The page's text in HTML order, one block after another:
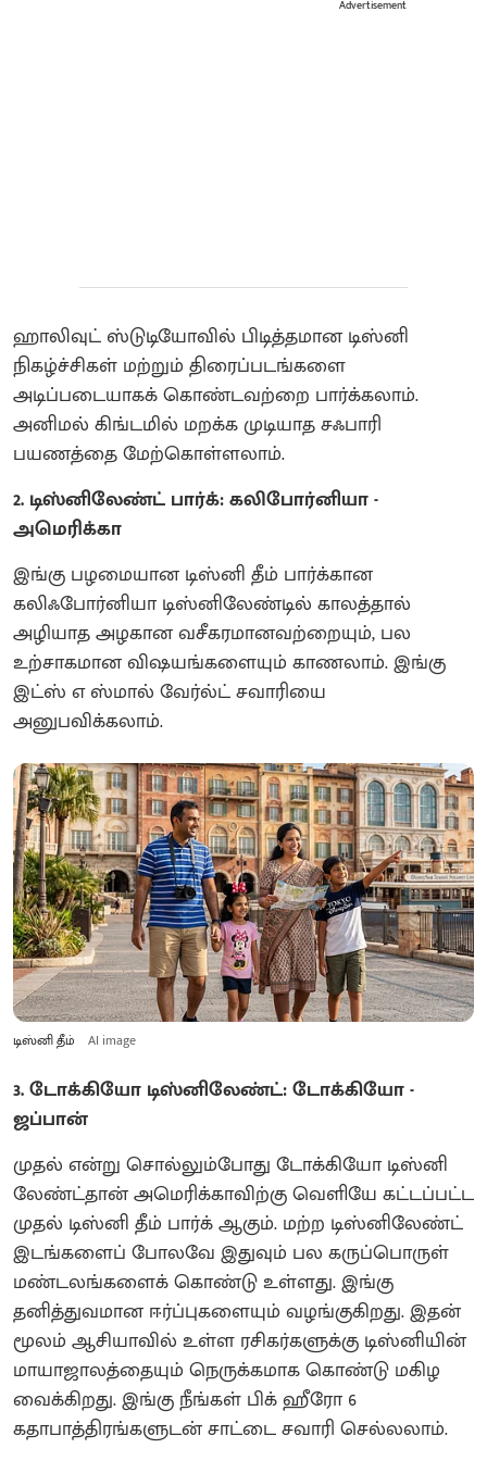
Advertisement
ஹாலிவுட் ஸ்டுடியோவில் பிடித்தமான டிஸ்னி
நிகழ்ச்சிகள் மற்றும் திரைப்படங்களை
அடிப்படையாகக் கொண்டவற்றை பார்க்கலாம்.
அனிமல் கிங்டமில் மறக்க முடியாத சஃபாரி
பயணத்தை மேற்கொள்ளலாம்.
2. டிஸ்னிலேண்ட் பார்க்: கலிபோர்னியா -
அமெரிக்கா
இங்கு பழமையான டிஸ்னி தீம் பார்க்கான
கலிஃபோர்னியா டிஸ்னிலேண்டில் காலத்தால்
அழியாத அழகான வசீகரமானவற்றையும், பல
உற்சாகமான விஷயங்களையும் காணலாம். இங்கு
இட்ஸ் எ ஸ்மால் வேர்ல்ட் சவாரியை
அனுபவிக்கலாம்.
டிஸ்னி தீம் AI image
3. டோக்கியோ டிஸ்னிலேண்ட்: டோக்கியோ -
ஜப்பான்
முதல் என்று சொல்லும்போது டோக்கியோ டிஸ்னி
லேண்ட்தான் அமெரிக்காவிற்கு வெளியே கட்டப்பட்ட
முதல் டிஸ்னி தீம் பார்க் ஆகும். மற்ற டிஸ்னிலேண்ட்
இடங்களைப் போலவே இதுவும் பல கருப்பொருள்
மண்டலங்களைக் கொண்டு உள்ளது. இங்கு
தனித்துவமான ஈர்ப்புகளையும் வழங்குகிறது. இதன்
மூலம் ஆசியாவில் உள்ள ரசிகர்களுக்கு டிஸ்னியின்
மாயாஜாலத்தையும் நெருக்கமாக கொண்டு மகிழ
வைக்கிறது. இங்கு நீங்கள் பிக் ஹீரோ 6
கதாபாத்திரங்களுடன் சாட்டை சவாரி செல்லலாம்.